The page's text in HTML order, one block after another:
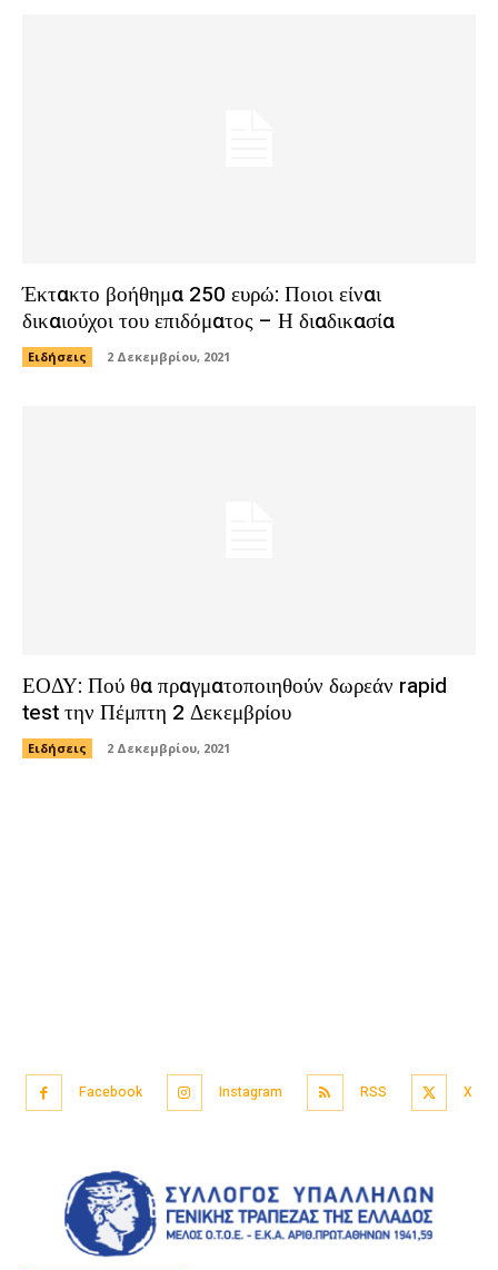
Έκτακτο βοήθημα 250 ευρώ: Ποιοι είναι
δικαιούχοι του επιδόματος – Η διαδικασία
Ειδήσεις 2 Δεκεμβρίου, 2021
ΕΟΔΥ: Πού θα πραγματοποιηθούν δωρεάν rapid
test την Πέμπτη 2 Δεκεμβρίου
Ειδήσεις 2 Δεκεμβρίου, 2021
Facebook Instagram RSS X